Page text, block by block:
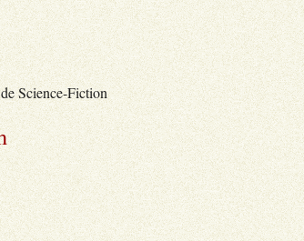
Science-Fiction